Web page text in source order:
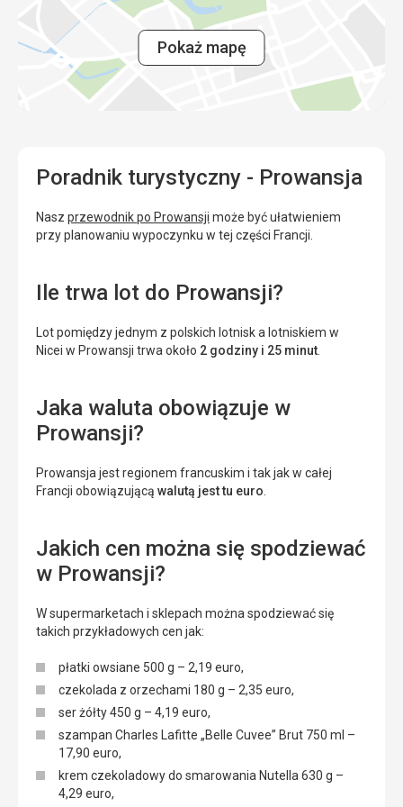
było to naprawdę tanie zakwaterowanie, przewyższyło
oczekiwania. Tylko nie wyobrażam sobie tam 4 dorosłych
osób, dla 2 jest to w sam raz.
Usługi
Rezydencja to spokojne i przyjemne miejsce, wszędzie
jest zieleń, a dwa duże baseny też są na plus. Pracownicy
pomocą Google Translate
Pokaż mapę
Poradnik turystyczny - Prowansja
Nasz przewodnik po Prowansji może być ułatwieniem
przy planowaniu wypoczynku w tej części Francji.
Ile trwa lot do Prowansji?
Lot pomiędzy jednym z polskich lotnisk a lotniskiem w
Nicei w Prowansji trwa około 2 godziny i 25 minut
Jaka waluta obowiązuje w
Prowansji?
Prowansja jest regionem francuskim i tak jak w całej
Francji obowiązującą walutą jest tu euro
Jakich cen można się spodziewać
w Prowansji?
W supermarketach i sklepach można spodziewać się
takich przykładowych cen jak:
płatki owsiane 500 g – 2,19 euro,
czekolada z orzechami 180 g – 2,35 euro,
ser żółty 450 g – 4,19 euro,
szampan Charles Lafitte „Belle Cuvee” Brut 750 ml –
17,90 euro,
krem czekoladowy do smarowania Nutella 630 g –
4,29 euro,